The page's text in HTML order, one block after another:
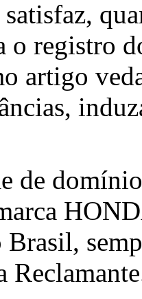
o registro
artigo
de